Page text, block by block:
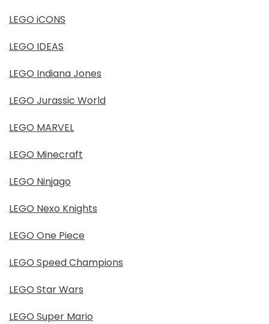
LEGO iCONS
LEGO IDEAS
LEGO Indiana Jones
LEGO Jurassic World
LEGO MARVEL
LEGO Minecraft
LEGO Ninjago
LEGO Nexo Knights
LEGO One Piece
LEGO Speed Champions
LEGO Star Wars
LEGO Super Mario